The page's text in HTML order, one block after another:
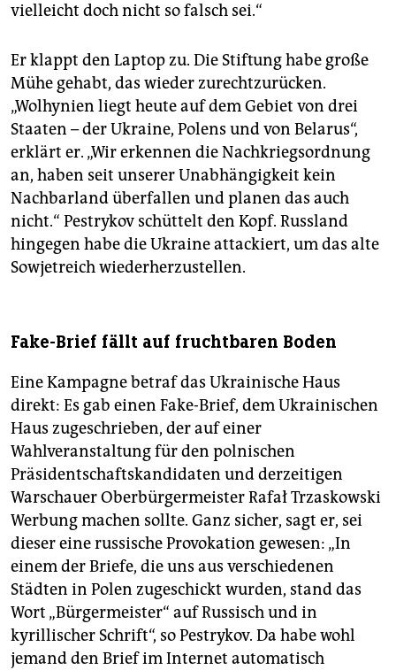
vielleicht doch nicht so falsch sei.“
Er klappt den Laptop zu. Die Stiftung habe große
Mühe gehabt, das wieder zurechtzurücken.
„Wolhynien liegt heute auf dem Gebiet von drei
Staaten – der Ukraine, Polens und von Belarus“,
erklärt er. „Wir erkennen die Nachkriegsordnung
an, haben seit unserer Unabhängigkeit kein
Nachbarland überfallen und planen das auch
nicht.“ Pestrykov schüttelt den Kopf. Russland
hingegen habe die Ukraine attackiert, um das alte
Sowjetreich wiederherzustellen.
Fake-Brief fällt auf fruchtbaren Boden
Eine Kampagne betraf das Ukrai­nische Haus
direkt: Es gab einen Fake-Brief, dem Ukrainischen
Haus zugeschrieben, der auf einer
Wahlveranstaltung für den polnischen
Präsidentschaftskandidaten und derzeitigen
Warschauer Oberbürgermeister Rafał Trzaskowski
Werbung machen sollte. Ganz sicher, sagt er, sei
dieser eine russische Provokation gewesen: „In
einem der Briefe, die uns aus verschiedenen
Städten in Polen zugeschickt wurden, stand das
Wort „Bürgermeister“ auf Russisch und in
kyrillischer Schrift“, so Pestrykov. Da habe wohl
jemand den Brief im Internet automatisch